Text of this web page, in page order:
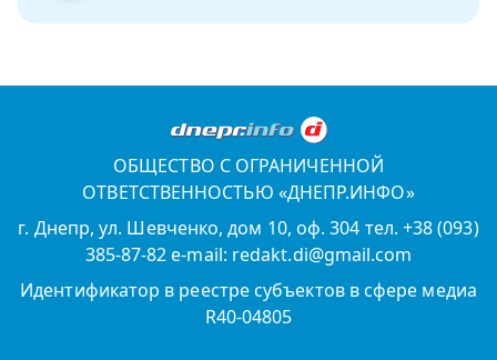
ОБЩЕСТВО С ОГРАНИЧЕННОЙ
ОТВЕТСТВЕННОСТЬЮ «ДНЕПР.ИНФО»
г. Днепр, ул. Шевченко, дом 10, оф. 304 тел. +38 (093)
385-87-82 e-mail: redakt.di@gmail.com
Идентификатор в реестре субъектов в сфере медиа
R40-04805